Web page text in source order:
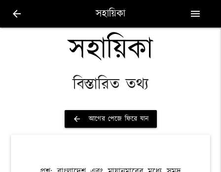
arrow_back সহায়িকা menu
সহায়িকা
বিস্তারিত তথ্য
arrow_back আগের পেজে ফিরে যান